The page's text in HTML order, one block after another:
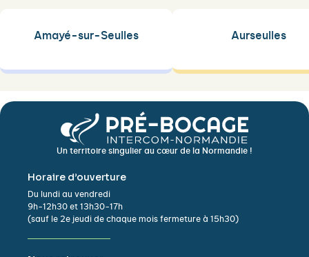
Amayé-sur-Seulles Aurseulles
Un territoire singulier au cœur de la Normandie !
Horaire d’ouverture
Du lundi au vendredi
9h-12h30 et 13h30-17h
(sauf le 2e jeudi de chaque mois fermeture à 15h30)